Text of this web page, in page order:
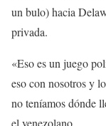
un bulo) hacia
privada.
«Eso es un juego
eso con nosotros y
no teníamos dónde
el venezolano.